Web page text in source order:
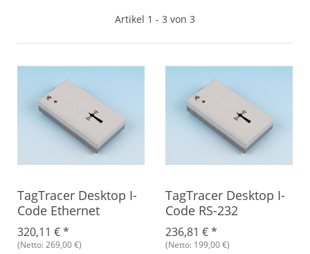
Artikel 1 - 3 von 3
TagTracer Desktop I-
Code Ethernet
320,11 €*
(Netto: 269,00 €)
TagTracer Desktop I-
Code RS-232
236,81 €*
(Netto: 199,00 €)